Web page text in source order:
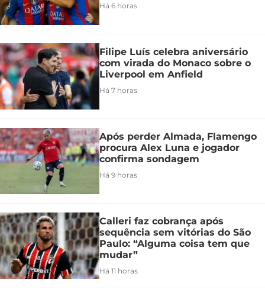
Há 6 horas
Filipe Luís celebra aniversário
com virada do Monaco sobre o
Liverpool em Anfield
Há 7 horas
Após perder Almada, Flamengo
procura Alex Luna e jogador
confirma sondagem
Há 9 horas
Calleri faz cobrança após
sequência sem vitórias do São
Paulo: “Alguma coisa tem que
mudar”
Há 11 horas